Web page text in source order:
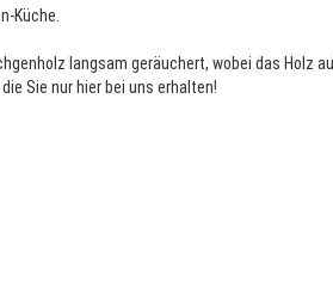
Küche.
langsam geräuchert, wobei das Holz
Sie nur hier bei uns erhalten!